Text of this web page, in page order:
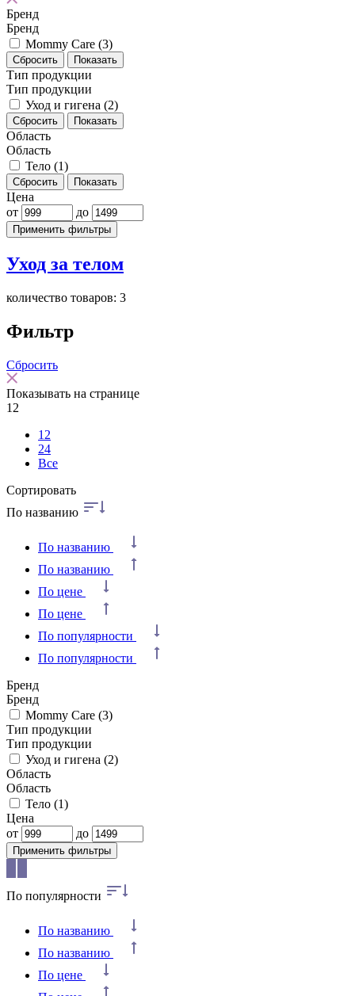
Бренд
Бренд
Mommy Care (3)
Сбросить Показать
Тип продукции
Тип продукции
Уход и гигена (2)
Сбросить Показать
Область
Область
Тело (1)
Сбросить Показать
Цена
от
до
Применить фильтры
Уход за телом
количество товаров: 3
Фильтр
Сбросить
Показывать на странице
12
12
24
Все
Сортировать
По названию
По названию
По названию
По цене
По цене
По популярности
По популярности
Бренд
Бренд
Mommy Care (3)
Тип продукции
Тип продукции
Уход и гигена (2)
Область
Область
Тело (1)
Цена
от
до
Применить фильтры
По популярности
По названию
По названию
По цене